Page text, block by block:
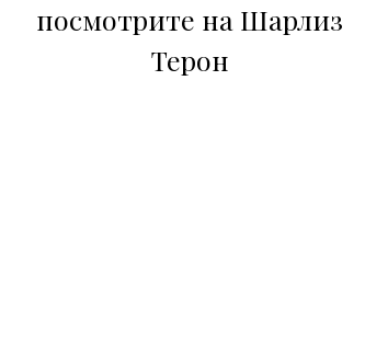
посмотрите на Шарлиз
Терон